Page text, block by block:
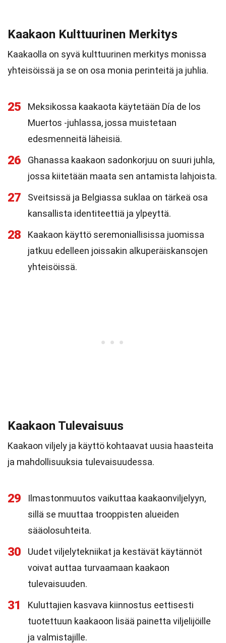
Kaakaon Kulttuurinen Merkitys
Kaakaolla on syvä kulttuurinen merkitys monissa
yhteisöissä ja se on osa monia perinteitä ja juhlia.
25
Meksikossa kaakaota käytetään Día de los
Muertos -juhlassa, jossa muistetaan
edesmenneitä läheisiä.
26
Ghanassa kaakaon sadonkorjuu on suuri juhla,
jossa kiitetään maata sen antamista lahjoista.
27
Sveitsissä ja Belgiassa suklaa on tärkeä osa
kansallista identiteettiä ja ylpeyttä.
28
Kaakaon käyttö seremoniallisissa juomissa
jatkuu edelleen joissakin alkuperäiskansojen
yhteisöissä.
Kaakaon Tulevaisuus
Kaakaon viljely ja käyttö kohtaavat uusia haasteita
ja mahdollisuuksia tulevaisuudessa.
29
Ilmastonmuutos vaikuttaa kaakaonviljelyyn,
sillä se muuttaa trooppisten alueiden
sääolosuhteita.
30
Uudet viljelytekniikat ja kestävät käytännöt
voivat auttaa turvaamaan kaakaon
tulevaisuuden.
31
Kuluttajien kasvava kiinnostus eettisesti
tuotettuun kaakaoon lisää painetta viljelijöille
ja valmistajille.